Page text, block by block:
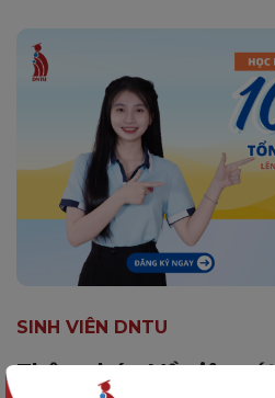
SINH VIÊN DNTU
Thông báo Về việc